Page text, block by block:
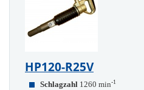
HP120-R25V
Schlagzahl 1260 min-1